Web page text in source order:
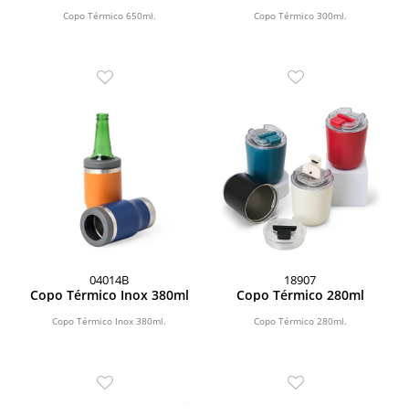
Copo Térmico 650ml. Copo Térmico 300ml.
04014B
Copo Térmico Inox 380ml
Copo Térmico Inox 380ml.
18907
Copo Térmico 280ml
Copo Térmico 280ml.